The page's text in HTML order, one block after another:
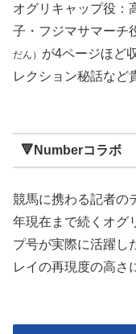
オグリキャップ役：
子・フジマサマーチ
だん） が4ページほど
レクション秘話など
🔻Numberコラボ
競馬に携わる記者の
年現在まで続くオグ
プ号が実際に活躍し
レイの再現度の高さ